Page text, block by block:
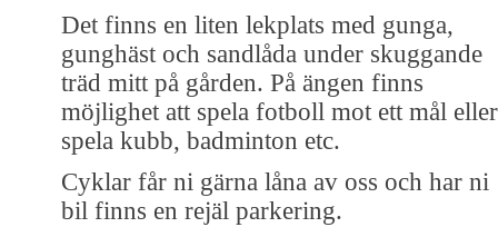
Det finns en liten lekplats med gunga,
gunghäst och sandlåda under skuggande
träd mitt på gården. På ängen finns
möjlighet att spela fotboll mot ett mål eller
spela kubb, badminton etc.
Cyklar får ni gärna låna av oss och har ni
bil finns en rejäl parkering.